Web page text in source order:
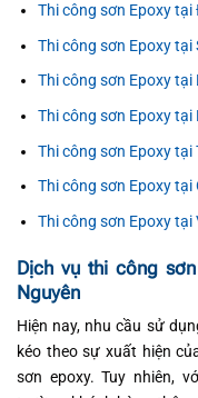
Thi công sơn Epoxy tại
Thi công sơn Epoxy tại
Thi công sơn Epoxy tại
Thi công sơn Epoxy tại
Thi công sơn Epoxy tại
Thi công sơn Epoxy tại
Thi công sơn Epoxy tại
Dịch vụ thi công
Nguyên
Hiện nay, nhu cầu sử
kéo theo sự xuất hiện
sơn epoxy. Tuy nhiên,